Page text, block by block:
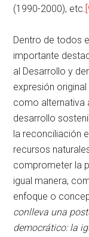
(1990-2000), etc.
Dentro de todos
importante
al Desarrollo y
expresión
como alternativa
desarrollo
la reconciliación
recursos
comprometer la
igual manera,
enfoque o
conlleva una
democrático: la